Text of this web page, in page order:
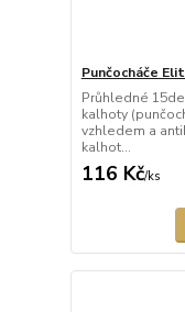
Punčocháče
Průhledné
kalhoty
vzhledem a
kalhot...
116 Kč/ks